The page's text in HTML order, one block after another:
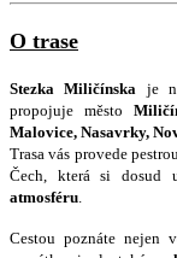
O trase
Stezka Miličínska je
propojuje město
Malovice, Nasavrky,
Trasa vás provede
Čech, která si dosud
atmosféru
Cestou poznáte nejen